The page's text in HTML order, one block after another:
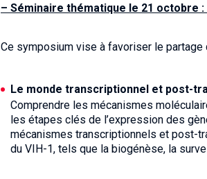
– Séminaire thématique le 21 octobre :
Ce symposium vise à favoriser le partage
Le monde transcriptionnel et post-
Comprendre les mécanismes
les étapes clés de l’expression des
mécanismes transcriptionnels et post-
du VIH-1, tels que la biogénèse, la